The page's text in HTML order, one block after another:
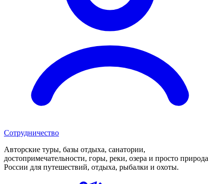
Сотрудничество
Авторские туры, базы отдыха, санатории,
достопримечательности, горы, реки, озера и просто природа
России для путешествий, отдыха, рыбалки и охоты.